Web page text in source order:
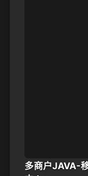
多商户JAVA-